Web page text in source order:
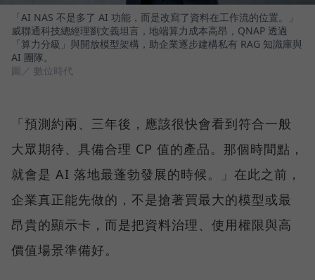
「AI NAS 不是多了 AI 功能，而是改寫了資料在工作流的位置。」
威聯通科技總經理劉文義坦言，地端算力成本高昂，QNAP 透過
「算力分級」與開放模型架構，助企業逐步建構私有 RAG 知識庫與
AI 團隊。
圖／ 數位時代
「預測約兩、三年後，應該很快會看到符合一般
大眾期待、具備合理 CP 值的產品。那個時間點，
就會是 AI 落地最蓬勃發展的時候。」在此之前，
企業真正能先做的，不是搶著買最大的模型或最
昂貴的顯示卡，而是把資料治理、使用權限與高
價值場景準備好。